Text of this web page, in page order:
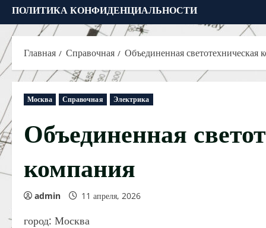
ПОЛИТИКА КОНФИДЕНЦИАЛЬНОСТИ
Главная Справочная Объединенная светотехническая
Москва Справочная Электрика
Объединенная
компания
admin 11 апреля, 2026
город: Москва